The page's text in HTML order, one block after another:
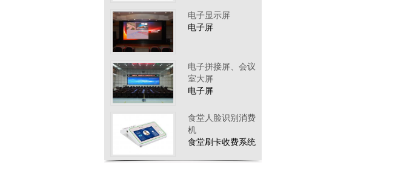
电子显示屏
电子屏
电子拼接屏、会议
室大屏
电子屏
食堂人脸识别消费
机
食堂刷卡收费系统